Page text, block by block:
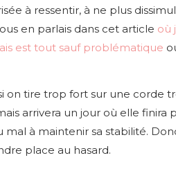
à ressentir, à ne plus
en parlais dans cet article où
est tout sauf problématique
on tire trop fort sur une corde
arrivera un jour où elle
mal à maintenir sa stabilité.
place au hasard.